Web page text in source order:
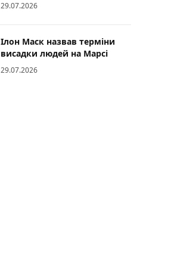
29.07.2026
Ілон Маск назвав терміни
висадки людей на Марсі
29.07.2026